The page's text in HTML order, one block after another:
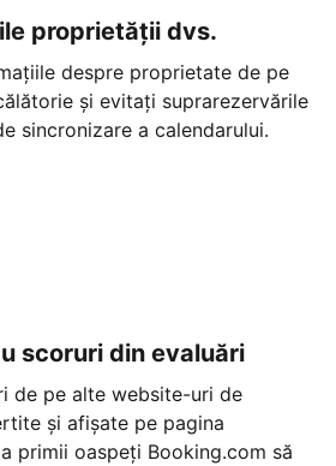
proprietății dvs.
despre proprietate de pe
și evitați suprarezervările
sincronizare a calendarului.
scoruri din evaluări
de pe alte website-uri de
și afișate pe pagina
primii oaspeți Booking.com să